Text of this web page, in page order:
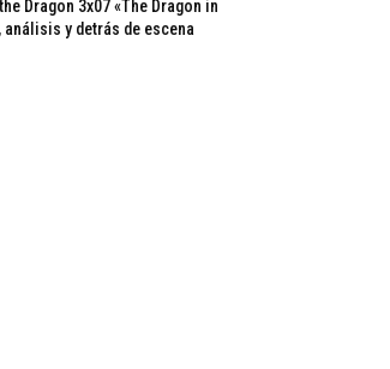
Dragon 3x07 «The Dragon in
análisis y detrás de escena